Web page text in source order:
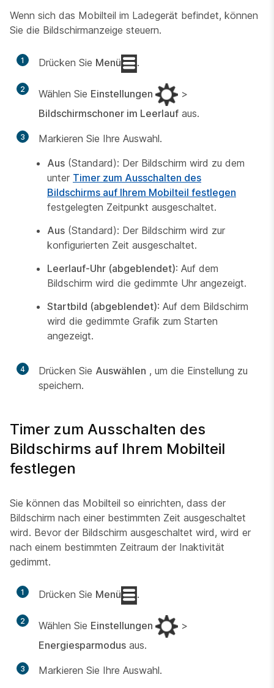
Wenn sich das Mobilteil im Ladegerät befindet, können
Sie die Bildschirmanzeige steuern.
1 Drücken Sie Menü .
2 Wählen Sie Einstellungen
>
Bildschirmschoner im Leerlauf aus.
3
Markieren Sie Ihre Auswahl.
Aus (Standard): Der Bildschirm wird zu dem
unter Timer zum Ausschalten des
Bildschirms auf Ihrem Mobilteil festlegen
festgelegten Zeitpunkt ausgeschaltet.
Aus (Standard): Der Bildschirm wird zur
konfigurierten Zeit ausgeschaltet.
Leerlauf-Uhr (abgeblendet): Auf dem
Bildschirm wird die gedimmte Uhr angezeigt.
Startbild (abgeblendet): Auf dem Bildschirm
wird die gedimmte Grafik zum Starten
angezeigt.
4 Drücken Sie Auswählen , um die Einstellung zu
speichern.
Timer zum Ausschalten des
Bildschirms auf Ihrem Mobilteil
festlegen
Sie können das Mobilteil so einrichten, dass der
Bildschirm nach einer bestimmten Zeit ausgeschaltet
wird. Bevor der Bildschirm ausgeschaltet wird, wird er
nach einem bestimmten Zeitraum der Inaktivität
gedimmt.
1 Drücken Sie Menü .
2 Wählen Sie Einstellungen
>
Energiesparmodus aus.
3
Markieren Sie Ihre Auswahl.